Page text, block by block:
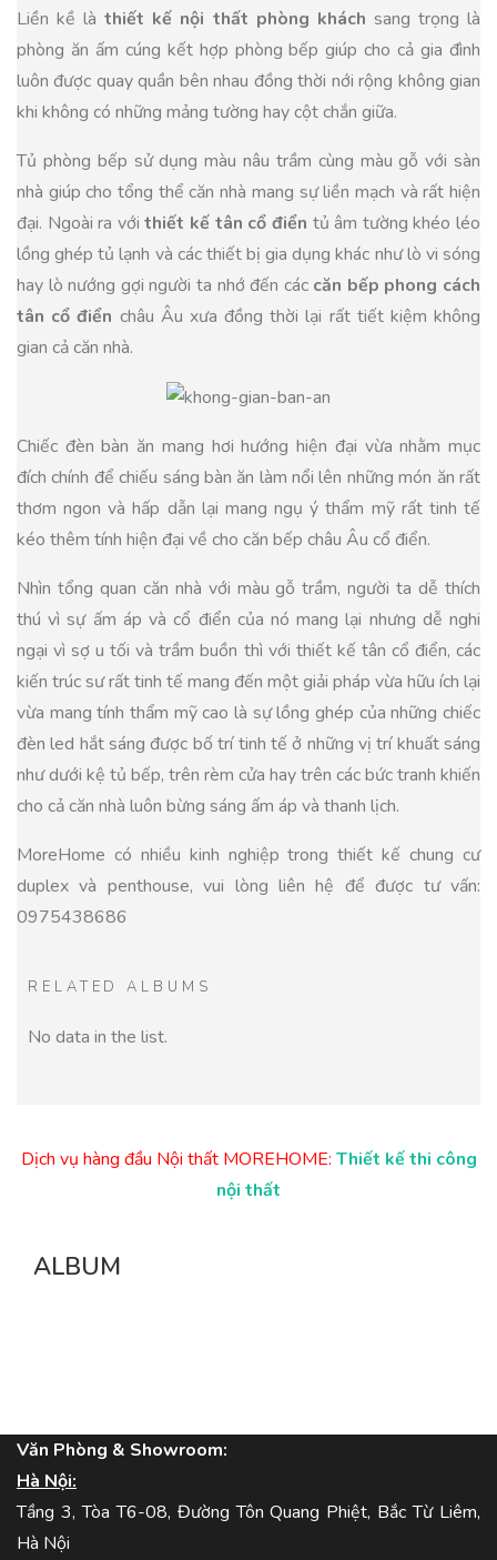
Liền kề làthiết kế nội thất phòng khách sang trọng là
phòng ăn ấm cúng kết hợp phòng bếp giúp cho cả gia đình
luôn được quay quần bên nhau đồng thời nới rộng không gian
khi không có những mảng tường hay cột chắn giữa.
Tủ phòng bếp sử dụng màu nâu trầm cùng màu gỗ với sàn
nhà giúp cho tổng thể căn nhà mang sự liền mạch và rất hiện
đại. Ngoài ra vớithiết kế tân cổ điển tủ âm tường khéo léo
lồng ghép tủ lạnh và các thiết bị gia dụng khác như lò vi sóng
hay lò nướng gợi người ta nhớ đến các căn bếp phong cách
tân cổ điển châu Âu xưa đồng thời lại rất tiết kiệm không
gian cả căn nhà.
Chiếc đèn bàn ăn mang hơi hướng hiện đại vừa nhằm mục
đích chính để chiếu sáng bàn ăn làm nổi lên những món ăn rất
thơm ngon và hấp dẫn lại mang ngụ ý thẩm mỹ rất tinh tế
kéo thêm tính hiện đại về cho căn bếp châu Âu cổ điển.
Nhìn tổng quan căn nhà với màu gỗ trầm, người ta dễ thích
thú vì sự ấm áp và cổ điển của nó mang lại nhưng dễ nghi
ngại vì sợ u tối và trầm buồn thì với thiết kế tân cổ điển, các
kiến trúc sư rất tinh tế mang đến một giải pháp vừa hữu ích lại
vừa mang tính thẩm mỹ cao là sự lồng ghép của những chiếc
đèn led hắt sáng được bố trí tinh tế ở những vị trí khuất sáng
như dưới kệ tủ bếp, trên rèm cửa hay trên các bức tranh khiến
cho cả căn nhà luôn bừng sáng ấm áp và thanh lịch.
MoreHome có nhiều kinh nghiệp trong thiết kế chung cư
duplex và penthouse, vui lòng liên hệ để được tư vấn:
0975438686
RELATED ALBUMS
No data in the list.
Dịch vụ hàng đầu Nội thất MOREHOME: Thiết kế thi công
nội thất
ALBUM
Văn Phòng & Showroom:
Hà Nội:
Tầng 3, Tòa T6-08, Đường Tôn Quang Phiệt, Bắc Từ Liêm,
Hà Nội